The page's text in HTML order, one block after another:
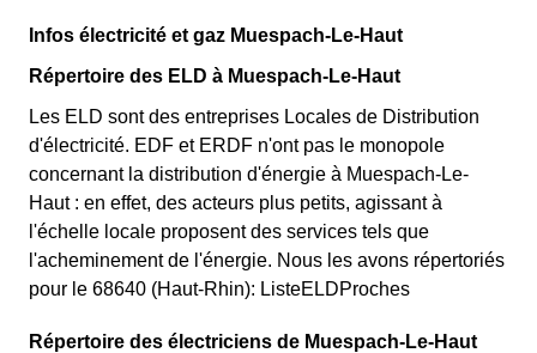
Infos électricité et gaz Muespach-Le-Haut
Répertoire des ELD à Muespach-Le-Haut
Les ELD sont des entreprises Locales de Distribution
d'électricité. EDF et ERDF n'ont pas le monopole
concernant la distribution d'énergie à Muespach-Le-
Haut : en effet, des acteurs plus petits, agissant à
l'échelle locale proposent des services tels que
l'acheminement de l'énergie. Nous les avons répertoriés
pour le 68640 (Haut-Rhin): ListeELDProches
Répertoire des électriciens de Muespach-Le-Haut